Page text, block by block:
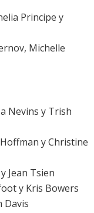
Principe y
Michelle
Nevins y Trish
Hoffman y Christine
Jean Tsien
y Kris Bowers
Davis